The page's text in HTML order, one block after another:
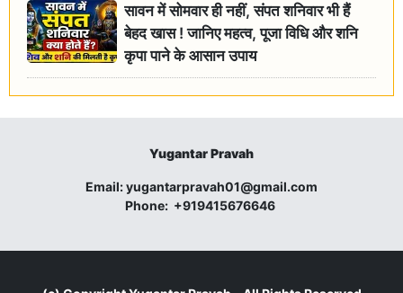
सावन में सोमवार ही नहीं, संपत शनिवार भी हैं
बेहद खास ! जानिए महत्व, पूजा विधि और शनि
कृपा पाने के आसान उपाय
Yugantar Pravah
Email:yugantarpravah01@gmail.com
Phone: +919415676646